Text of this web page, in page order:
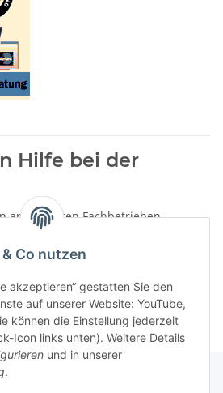
Co nutzen
akzeptieren“ gestatten Sie den
auf unserer Website: YouTube,
können die Einstellung jederzeit
Icon links unten). Weitere Details
und in unserer
.
Hilfe bei der
anerkannten Fachbetrieben
an:
eine eMail!